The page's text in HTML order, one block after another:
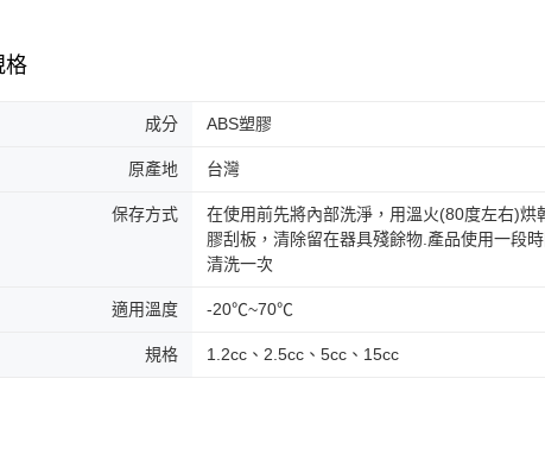
格
成分 ABS塑膠
原產地 台灣
保存方式
在使用前先將內部洗淨，用溫火(80度左右)
膠刮板，清除留在器具殘餘物.產品使用一段
清洗一次
適用溫度 -20℃~70℃
規格 1.2cc、2.5cc、5cc、15cc